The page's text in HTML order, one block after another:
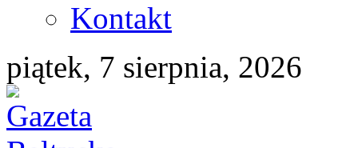
Kontakt
piątek, 7 sierpnia, 2026